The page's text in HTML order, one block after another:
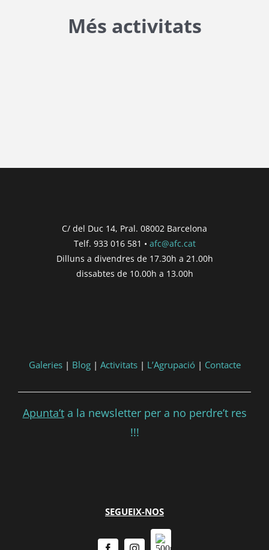
Més activitats
'DD/MM/YYYY') }}
Finalització de participació |{{
formatDate(post.end, 'YYYY-MM-DD',
'DD/MM/YYYY') }}
C/ del Duc 14, Pral. 08002 Barcelona
Telf. 933 016 581 • afc@afc.cat
Dilluns a divendres de 17.30h a 21.00h
dissabtes de 10.00h a 13.00h
Galeries| Blog| Activitats| L’Agrupació| Contacte
Apunta’ta la newsletter per a no perdre’t res
!!!
SEGUEIX-NOS